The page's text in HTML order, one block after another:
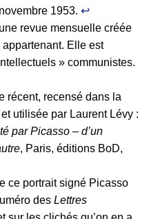
1953. ↩︎
revue mensuelle créée
Elle est
» communistes.
récent, recensé dans la
utilisée par Laurent Lévy :
par Picasso – d’un
, Paris, éditions BoD,
ce portrait signé Picasso
des Lettres